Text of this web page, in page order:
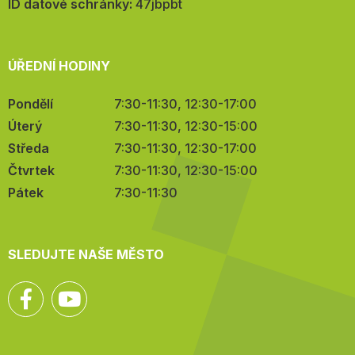
mail:
ID datové schránky: 47jbpbt
ÚŘEDNÍ HODINY
Pondělí
7:30-11:30, 12:30-17:00
Úterý
7:30-11:30, 12:30-15:00
Středa
7:30-11:30, 12:30-17:00
Čtvrtek
7:30-11:30, 12:30-15:00
Pátek
7:30-11:30
SLEDUJTE NAŠE MĚSTO
Facebook